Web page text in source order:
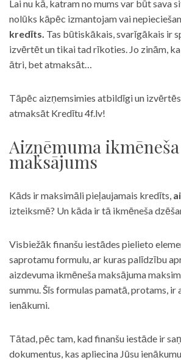
Lai nu kā, katram no mums var būt sava
nolūks kāpēc izmantojam vai
kredīts. Tas būtiskākais, svarīgākais ir
izvērtēt un tikai tad rīkoties. Jo zinām,
ātri, bet atmaksāt…
Tāpēc aizņemsimies atbildīgi un
atmaksāt Kredītu 4f.lv!
Aizņēmuma ikmēneša
maksājums
Kāds ir maksimāli pieļaujamais kredīts,
izteiksmē? Un kāda ir tā ikmēneša
Visbiežāk finanšu iestādes pielieto
saprotamu formulu, ar kuras palīdzību
aizdevuma ikmēneša maksājuma
summu. Šīs formulas pamatā, protams,
ienākumi.
Tātad, pēc tam, kad finanšu iestāde ir
dokumentus, kas apliecina Jūsu